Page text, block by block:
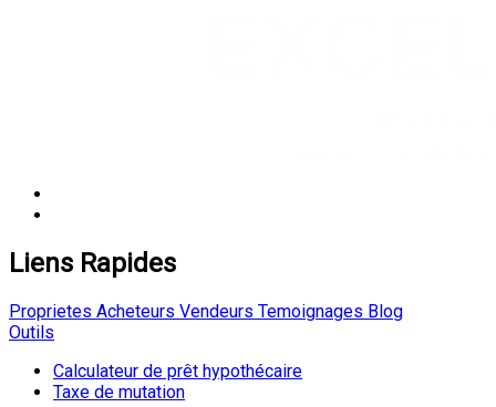
Liens Rapides
Proprietes Acheteurs Vendeurs Temoignages Blog
Outils
Calculateur de prêt hypothécaire
Taxe de mutation